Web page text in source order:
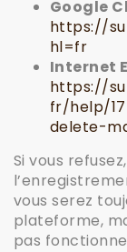
Google
https://
hl=fr
Internet
https://
fr/help/
delete-
Si vous
vous serez
plateforme,
pas